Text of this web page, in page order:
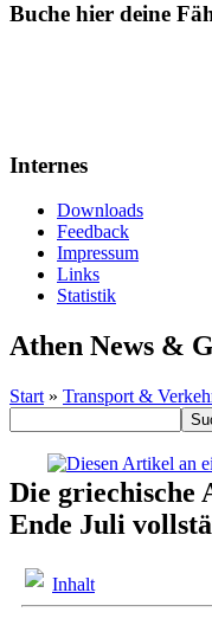
Buche hier deine
Internes
Downloads
Feedback
Impressum
Links
Statistik
Athen News &
Start » Transport &
Die griechische
Ende Juli
Inhalt